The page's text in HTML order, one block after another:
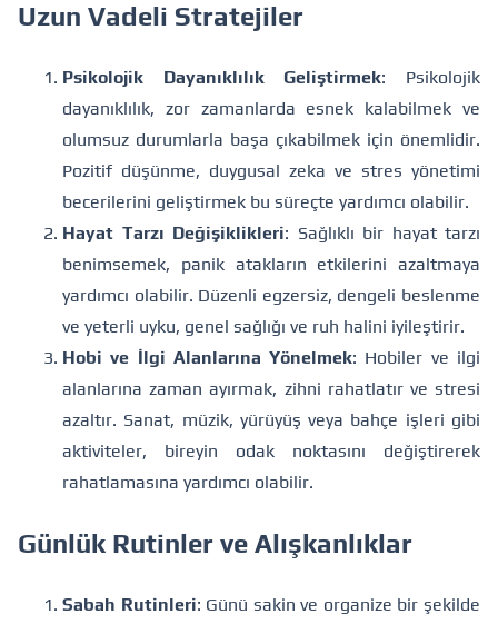
Uzun Vadeli Stratejiler
Psikolojik Dayanıklılık Geliştirmek: Psikolojik
dayanıklılık, zor zamanlarda esnek kalabilmek ve
olumsuz durumlarla başa çıkabilmek için önemlidir.
Pozitif düşünme, duygusal zeka ve stres yönetimi
becerilerini geliştirmek bu süreçte yardımcı olabilir.
Hayat Tarzı Değişiklikleri: Sağlıklı bir hayat tarzı
benimsemek, panik atakların etkilerini azaltmaya
yardımcı olabilir. Düzenli egzersiz, dengeli beslenme
ve yeterli uyku, genel sağlığı ve ruh halini iyileştirir.
Hobi ve İlgi Alanlarına Yönelmek: Hobiler ve ilgi
alanlarına zaman ayırmak, zihni rahatlatır ve stresi
azaltır. Sanat, müzik, yürüyüş veya bahçe işleri gibi
aktiviteler, bireyin odak noktasını değiştirerek
rahatlamasına yardımcı olabilir.
Günlük Rutinler ve Alışkanlıklar
Sabah Rutinleri: Günü sakin ve organize bir şekilde